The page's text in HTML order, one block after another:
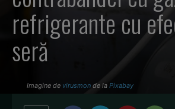
refrigerante cu
seră
Imagine de virusmon de la Pixabay